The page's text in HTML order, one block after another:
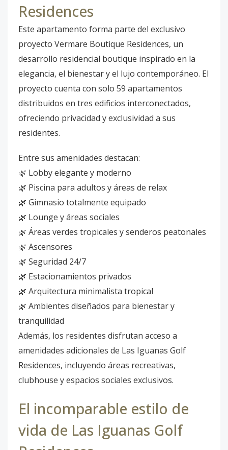
Residences
Este apartamento forma parte del exclusivo
proyecto Vermare Boutique Residences, un
desarrollo residencial boutique inspirado en la
elegancia, el bienestar y el lujo contemporáneo. El
proyecto cuenta con solo 59 apartamentos
distribuidos en tres edificios interconectados,
ofreciendo privacidad y exclusividad a sus
residentes.
Entre sus amenidades destacan:
🌿 Lobby elegante y moderno
🌿 Piscina para adultos y áreas de relax
🌿 Gimnasio totalmente equipado
🌿 Lounge y áreas sociales
🌿 Áreas verdes tropicales y senderos peatonales
🌿 Ascensores
🌿 Seguridad 24/7
🌿 Estacionamientos privados
🌿 Arquitectura minimalista tropical
🌿 Ambientes diseñados para bienestar y
tranquilidad
Además, los residentes disfrutan acceso a
amenidades adicionales de Las Iguanas Golf
Residences, incluyendo áreas recreativas,
clubhouse y espacios sociales exclusivos.
El incomparable estilo de
vida de Las Iguanas Golf